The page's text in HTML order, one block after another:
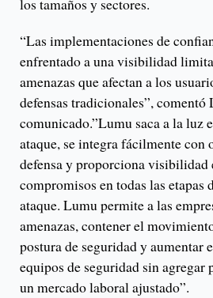
los tamaños y sectores.
“Las implementaciones de
enfrentado a una visibilidad
amenazas que afectan a los
defensas tradicionales”, comentó
comunicado.”Lumu saca a la luz
ataque, se integra fácilmente con
defensa y proporciona visibilidad
compromisos en todas las etapas
ataque. Lumu permite a las
amenazas, contener el
postura de seguridad y aumentar
equipos de seguridad sin agregar
un mercado laboral ajustado”.